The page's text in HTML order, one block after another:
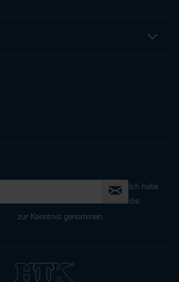
Ich habe
die
zur Kenntnis genommen.